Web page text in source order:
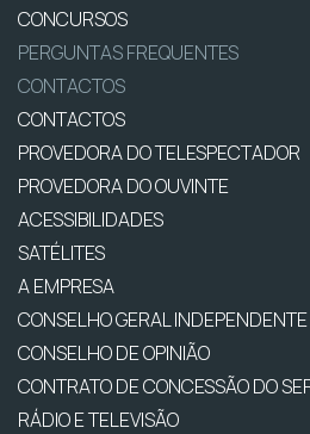
CONCURSOS
PERGUNTAS FREQUENTES
CONTACTOS
CONTACTOS
PROVEDORA DO TELESPECTADOR
PROVEDORA DO OUVINTE
ACESSIBILIDADES
SATÉLITES
A EMPRESA
CONSELHO GERAL INDEPENDENTE
CONSELHO DE OPINIÃO
CONTRATO DE CONCESSÃO DO
RÁDIO E TELEVISÃO